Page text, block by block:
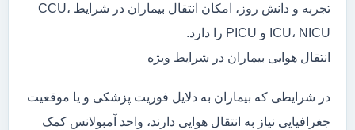
تجربه و دانش روز، امکان انتقال بیماران در شرایط CCU،
ICU، NICU و PICU را دارد.
انتقال هوایی بیماران در شرایط ویژه
در شرایطی که بیماران به دلایل فوریت پزشکی و یا موقعیت
جغرافیایی نیاز به انتقال هوایی دارند، واحد آمبولانس کمک